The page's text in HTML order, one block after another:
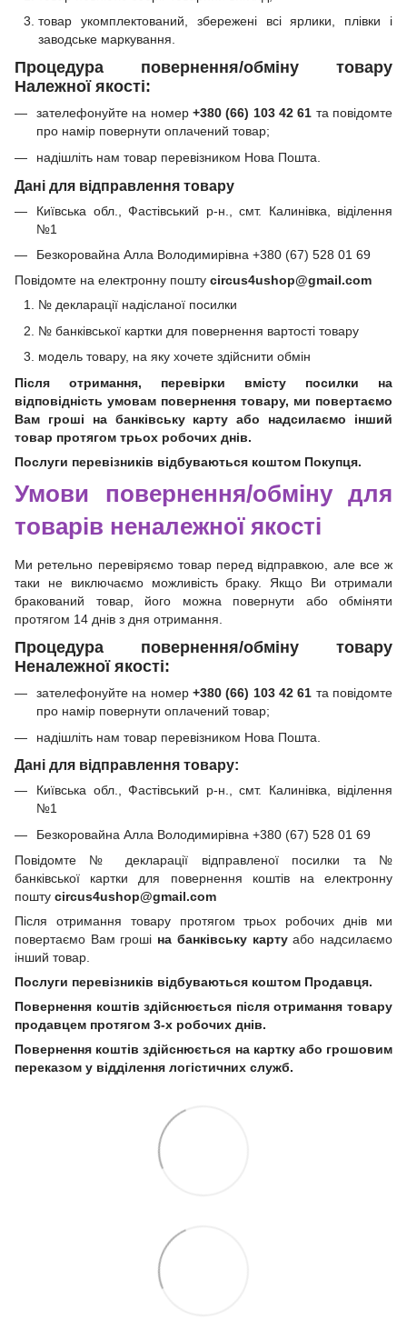
товар укомплектований, збережені всі ярлики, плівки і
заводське маркування.
Процедура повернення/обміну товару
Належної якості:
зателефонуйте на номер +380 (66) 103 42 61 та повідомте
про намір повернути оплачений товар;
надішліть нам товар перевізником Нова Пошта.
Дані для відправлення товару
Київська обл., Фастівський р-н., смт. Калинівка, віділення
№1
Безкоровайна Алла Володимирівна +380 (67) 528 01 69
Повідомте на електронну пошту circus4ushop@gmail.com
№ декларації надісланої посилки
№ банківської картки для повернення вартості товару
модель товару, на яку хочете здійснити обмін
Після отримання, перевірки вмісту посилки на
відповідність умовам повернення товару, ми повертаємо
Вам гроші на банківську карту або надсилаємо інший
товар протягом трьох робочих днів.
Послуги перевізників відбуваються коштом Покупця.
Умови повернення/обміну для
товарів неналежної якості
Ми ретельно перевіряємо товар перед відправкою, але все ж
таки не виключаємо можливість браку. Якщо Ви отримали
бракований товар, його можна повернути або обміняти
протягом 14 днів з дня отримання.
Процедура повернення/обміну товару
Неналежної якості:
зателефонуйте на номер +380 (66) 103 42 61 та повідомте
про намір повернути оплачений товар;
надішліть нам товар перевізником Нова Пошта.
Дані для відправлення товару:
Київська обл., Фастівський р-н., смт. Калинівка, віділення
№1
Безкоровайна Алла Володимирівна +380 (67) 528 01 69
Повідомте № декларації відправленої посилки та №
банківської картки для повернення коштів на електронну
пошту circus4ushop@gmail.com
Після отримання товару протягом трьох робочих днів ми
повертаємо Вам гроші на банківську картуабо надсилаємо
інший товар.
Послуги перевізників відбуваються коштом Продавця.
Повернення коштів здійснюється після отримання товару
продавцем протягом 3-х робочих днів.
Повернення коштів здійснюється на картку або грошовим
переказом у відділення логістичних служб.